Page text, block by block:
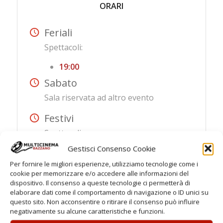
Gestisci Consenso Cookie
Per fornire le migliori esperienze, utilizziamo tecnologie come i
cookie per memorizzare e/o accedere alle informazioni del
dispositivo. Il consenso a queste tecnologie ci permetterà di
elaborare dati come il comportamento di navigazione o ID unici su
questo sito. Non acconsentire o ritirare il consenso può influire
negativamente su alcune caratteristiche e funzioni.
ORARI
Feriali
Spettacoli:
19:00
Sabato
Sala riservata ad altro evento
Festivi
Spettacoli:
16:00
18:30
Chiusura Settimanale
Lunedì e Martedì (solo feriali)
Cinemax 1 e 2 riposo